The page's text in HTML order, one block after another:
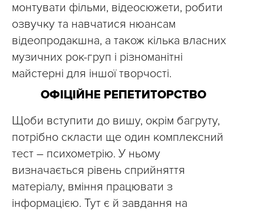
монтувати фільми, відеосюжети, робити
озвучку та навчатися нюансам
відеопродакшна, а також кілька власних
музичних рок-груп і різноманітні
майстерні для іншої творчості.
ОФІЦІЙНЕ РЕПЕТИТОРСТВО
Щоби вступити до вишу, окрім багруту,
потрібно скласти ще один комплексний
тест – психометрію. У ньому
визначається рівень сприйняття
матеріалу, вміння працювати з
інформацією. Тут є й завдання на